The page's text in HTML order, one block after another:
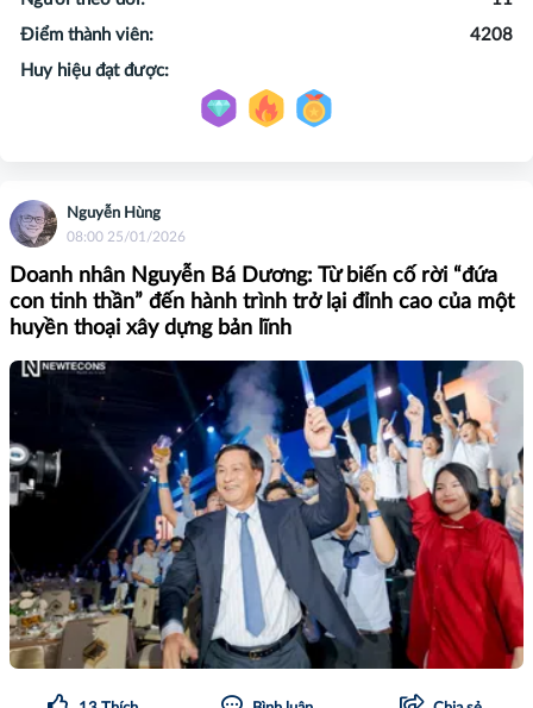
Nguyễn Hùng
08:00 25/01/2026
Doanh nhân Nguyễn Bá Dương: Từ biến cố rời “đứa
con tinh thần” đến hành trình trở lại đỉnh cao của một
huyền thoại xây dựng bản lĩnh
Điểm thành viên:
4208
Huy hiệu đạt được: